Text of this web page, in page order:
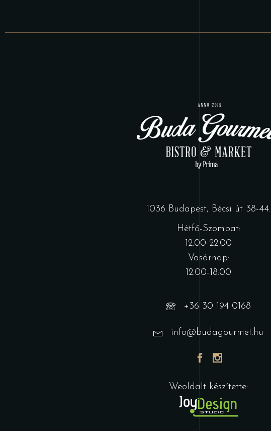
1036 Budapest, Bécsi út 38-44.
Hétfő-Szombat:
12:00-22:00
Vasárnap:
12:00-18:00
+36 30 194 0168
info@budagourmet.hu
Weoldalt készítette: